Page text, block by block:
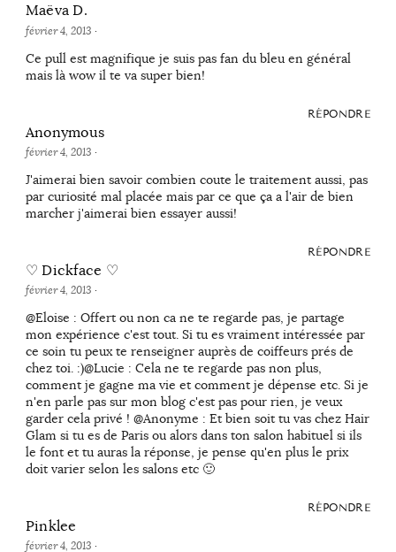
Maëva D.
février 4, 2013 ·
Ce pull est magnifique je suis pas fan du bleu en général
mais là wow il te va super bien!
RÉPONDRE
Anonymous
février 4, 2013 ·
J'aimerai bien savoir combien coute le traitement aussi, pas
par curiosité mal placée mais par ce que ça a l'air de bien
marcher j'aimerai bien essayer aussi!
RÉPONDRE
♡ Dickface ♡
février 4, 2013 ·
@Eloise : Offert ou non ca ne te regarde pas, je partage
mon expérience c'est tout. Si tu es vraiment intéressée par
ce soin tu peux te renseigner auprès de coiffeurs prés de
chez toi. :)@Lucie : Cela ne te regarde pas non plus,
comment je gagne ma vie et comment je dépense etc. Si je
n'en parle pas sur mon blog c'est pas pour rien, je veux
garder cela privé ! @Anonyme : Et bien soit tu vas chez Hair
Glam si tu es de Paris ou alors dans ton salon habituel si ils
le font et tu auras la réponse, je pense qu'en plus le prix
doit varier selon les salons etc 🙂
RÉPONDRE
Pinklee
février 4, 2013 ·